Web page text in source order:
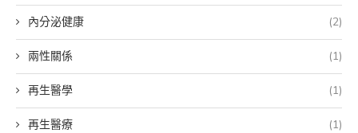
內分泌健康 (2)
兩性關係 (1)
再生醫學 (1)
再生醫療 (1)